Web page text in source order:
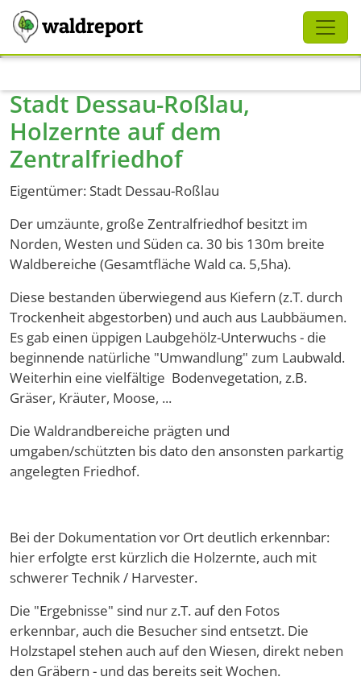
waldreport
Stadt Dessau-Roßlau,
Holzernte auf dem
Zentralfriedhof
Eigentümer: Stadt Dessau-Roßlau
Der umzäunte, große Zentralfriedhof besitzt im
Norden, Westen und Süden ca. 30 bis 130m breite
Waldbereiche (Gesamtfläche Wald ca. 5,5ha).
Diese bestanden überwiegend aus Kiefern (z.T. durch
Trockenheit abgestorben) und auch aus Laubbäumen.
Es gab einen üppigen Laubgehölz-Unterwuchs - die
beginnende natürliche "Umwandlung" zum Laubwald.
Weiterhin eine vielfältige Bodenvegetation, z.B.
Gräser, Kräuter, Moose, ...
Die Waldrandbereiche prägten und
umgaben/schützten bis dato den ansonsten parkartig
angelegten Friedhof.
Bei der Dokumentation vor Ort deutlich erkennbar:
hier erfolgte erst kürzlich die Holzernte, auch mit
schwerer Technik / Harvester.
Die "Ergebnisse" sind nur z.T. auf den Fotos
erkennbar, auch die Besucher sind entsetzt. Die
Holzstapel stehen auch auf den Wiesen, direkt neben
den Gräbern - und das bereits seit Wochen.
Schliessen